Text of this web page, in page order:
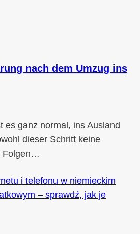
nach dem Umzug ins
es ganz normal, ins Ausland
dieser Schritt keine
Folgen…